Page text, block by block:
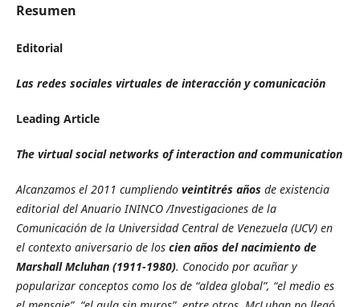
Resumen
Editorial
Las redes sociales virtuales de interacción y comunicación
Leading Article
The virtual social networks of interaction and communication
Alcanzamos el 2011 cumpliendo veintitrés añosde existencia
editorial del Anuario ININCO /Investigaciones de la
Comunicación de la Universidad Central de Venezuela (UCV) en
el contexto aniversario de los cien años del nacimiento de
Marshall Mcluhan (1911-1980). Conocido por acuñar y
popularizar conceptos como los de “aldea global”, “el medio es